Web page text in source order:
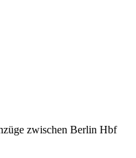
zwischen Berlin Hbf